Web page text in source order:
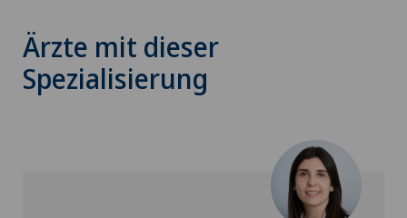
Ärzte mit dieser
Spezialisierung